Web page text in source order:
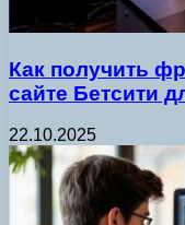
Как получить
сайте Бетсити
22.10.2025